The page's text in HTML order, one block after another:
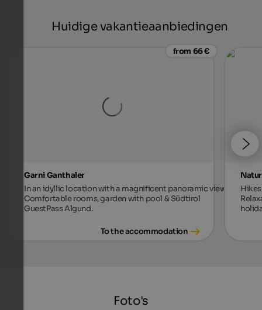
Huidige vakantieaanbiedingen
from 66 €
Garni Ganthaler
In an idyllic location with a magnificent panoramic view.
Comfortable rooms, garden with pool & Südtirol
GuestPass Algund.
To the accommodation
Foto's